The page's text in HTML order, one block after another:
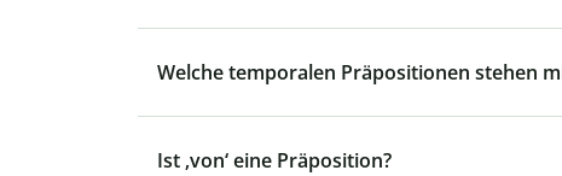
Welche temporalen Präpositionen stehen
Ist ‚von‘ eine Präposition?